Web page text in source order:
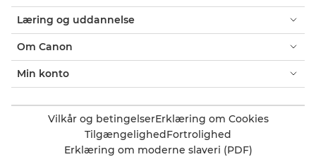
Læring og uddannelse
Om Canon
Min konto
Vilkår og betingelserErklæring om Cookies
TilgængelighedFortrolighed
Erklæring om moderne slaveri (PDF)